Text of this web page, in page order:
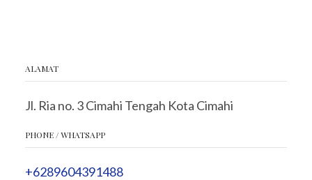
ALAMAT
Jl. Ria no. 3 Cimahi Tengah Kota Cimahi
PHONE / WHATSAPP
+6289604391488